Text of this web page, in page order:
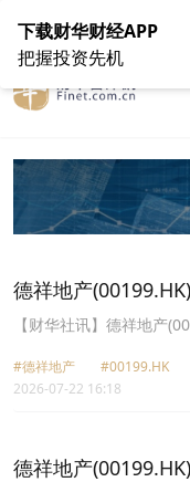
在线客服 关于我们
德祥地产
算力中心订立战略
【财华社讯】德祥地产
资与建设合作备忘录》。
济开发区在港口资源、能
#德祥地产
#00199.HK
2026-07-22 16:18
德祥地产
下载财华财经APP
把握投资先机